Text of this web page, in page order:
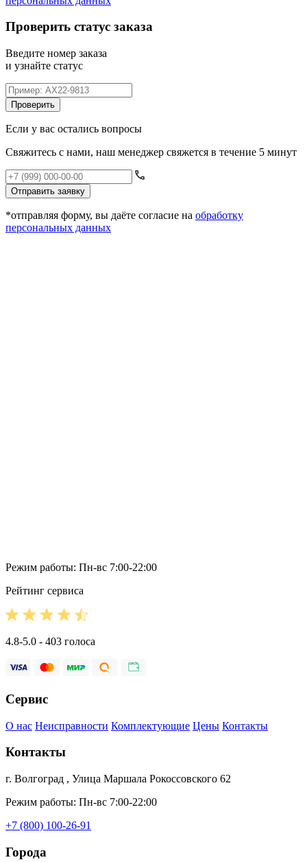
Проверить статус заказа
Введите номер заказа
и узнайте статус
Проверить
Если у вас остались вопросы
Свяжитесь с нами, наш менеджер свяжется в течение 5 минут
Отправить заявку
*отправляя форму, вы даёте согласие на обработку
персональных данных
Режим работы: Пн-вс 7:00-22:00
Рейтинг сервиса
4.8-5.0 - 403 голоса
Сервис
О нас Неисправности Комплектующие Цены Контакты
Контакты
г. Волгоград , Улица Маршала Рокоссовского 62
Режим работы: Пн-вс 7:00-22:00
+7 (800) 100-26-91
Города